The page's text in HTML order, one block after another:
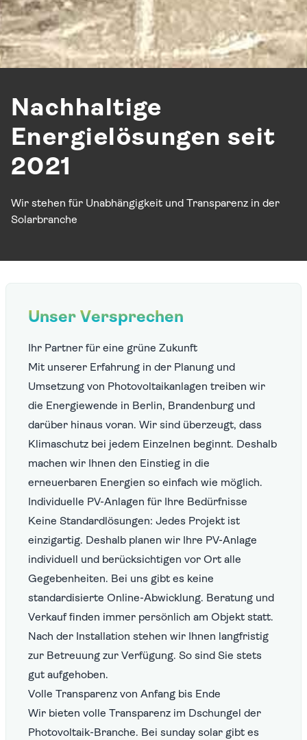
Nachhaltige
Energielösungen seit
2021
Wir stehen für Unabhängigkeit und Transparenz in der
Solarbranche
Unser Versprechen
Ihr Partner für eine grüne Zukunft
Mit unserer Erfahrung in der Planung und
Umsetzung von Photovoltaikanlagen treiben wir
die Energiewende in Berlin, Brandenburg und
darüber hinaus voran. Wir sind überzeugt, dass
Klimaschutz bei jedem Einzelnen beginnt. Deshalb
machen wir Ihnen den Einstieg in die
erneuerbaren Energien so einfach wie möglich.
Individuelle PV-Anlagen für Ihre Bedürfnisse
Keine Standardlösungen: Jedes Projekt ist
einzigartig. Deshalb planen wir Ihre PV-Anlage
individuell und berücksichtigen vor Ort alle
Gegebenheiten. Bei uns gibt es keine
standardisierte Online-Abwicklung. Beratung und
Verkauf finden immer persönlich am Objekt statt.
Nach der Installation stehen wir Ihnen langfristig
zur Betreuung zur Verfügung. So sind Sie stets
gut aufgehoben.
Volle Transparenz von Anfang bis Ende
Wir bieten volle Transparenz im Dschungel der
Photovoltaik-Branche. Bei sunday solar gibt es